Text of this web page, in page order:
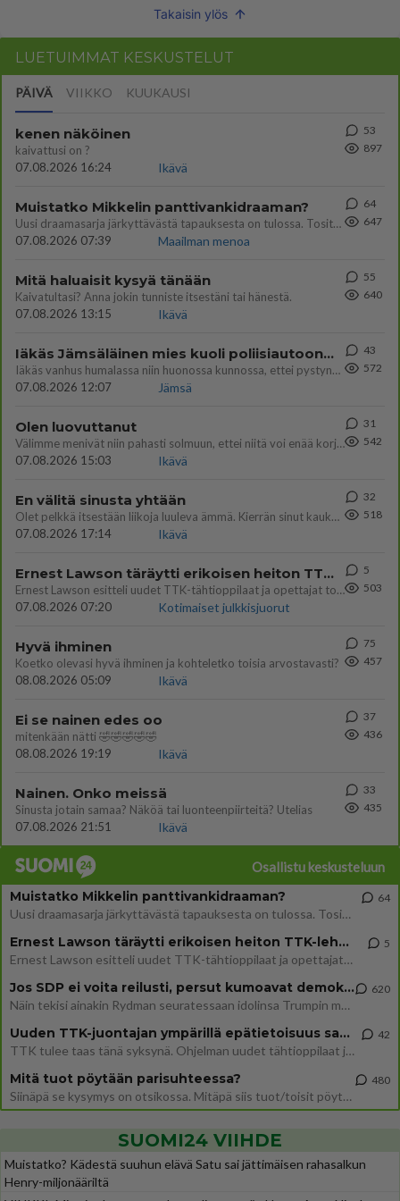
Takaisin ylös
LUETUIMMAT KESKUSTELUT
PÄIVÄ VIIKKO KUUKAUSI
kenen näköinen
kaivattusi on ?
07.08.2026 16:24
Ikävä
53
897
Muistatko Mikkelin panttivankidraaman?
Uusi draamasarja järkyttävästä tapauksesta on tulossa. Tositapahtumiin perustuva sarja ammentaa vuoden 1986 Mikkelin pan
07.08.2026 07:39
Maailman menoa
64
647
Mitä haluaisit kysyä tänään
Kaivatultasi? Anna jokin tunniste itsestäni tai hänestä.
07.08.2026 13:15
Ikävä
55
640
Iäkäs Jämsäläinen mies kuoli poliisiautoon matkalla Jyväskylän putkaan
Iäkäs vanhus humalassa niin huonossa kunnossa, ettei pystynyt huolehtimaan itsestään niin ainoa apu sillä hetkellä oli
07.08.2026 12:07
Jämsä
43
572
Olen luovuttanut
Välimme menivät niin pahasti solmuun, ettei niitä voi enää korjata. On aika jatkaa elämässä eteenpäin. Toivon sulle kaik
07.08.2026 15:03
Ikävä
31
542
En välitä sinusta yhtään
Olet pelkkä itsestään liikoja luuleva ämmä. Kierrän sinut kaukaa nyt ja aina. Olit mulle pelkkä lelu vaan.
07.08.2026 17:14
Ikävä
32
518
Ernest Lawson täräytti erikoisen heiton TTK-lehdistötilaisuudessa: " Onko tässä tarkoituksena...?"
Ernest Lawson esitteli uudet TTK-tähtioppilaat ja opettajat torstaina 6.8. lehdistölle. Tulevalla kaudella on yksi hausk
07.08.2026 07:20
Kotimaiset julkkisjuorut
5
503
Hyvä ihminen
Koetko olevasi hyvä ihminen ja kohteletko toisia arvostavasti?
08.08.2026 05:09
Ikävä
75
457
Ei se nainen edes oo
mitenkään nätti 🤣🤣🤣🤣🤣
08.08.2026 19:19
Ikävä
37
436
Nainen. Onko meissä
Sinusta jotain samaa? Näköä tai luonteenpiirteitä? Utelias
07.08.2026 21:51
Ikävä
33
435
Osallistu keskusteluun
Muistatko Mikkelin panttivankidraaman?
Uusi draamasarja järkyttävästä tapauksesta on tulossa. Tositapahtumiin perustuva sarja ammentaa vuoden 1986 Mikkelin pan
64
Ernest Lawson täräytti erikoisen heiton TTK-lehdistötilaisuudessa: " Onko tässä tarkoituksena...?"
Ernest Lawson esitteli uudet TTK-tähtioppilaat ja opettajat torstaina 6.8. lehdistölle. Tulevalla kaudella on yksi hausk
5
Jos SDP ei voita reilusti, persut kumoavat demokratian Suomesta
Näin tekisi ainakin Rydman seuratessaan idolinsa Trumpin mallia https://www.is.fi/politiikka/art-2000012187244.html
620
Uuden TTK-juontajan ympärillä epätietoisuus sakenee - Nyt MTV hämmentää soppaa
TTK tulee taas tänä syksynä. Ohjelman uudet tähtioppilaat julkistetaan torstaina 6. elokuuta klo 14 alkavassa lehdistö
42
Mitä tuot pöytään parisuhteessa?
Siinäpä se kysymys on otsikossa. Mitäpä siis tuot/toisit pöytään parisuhteessa? Oletko mies vai nainen? Koetko sen mitä
480
SUOMI24 VIIHDE
Muistatko? Kädestä suuhun elävä Satu sai jättimäisen rahasalkun
Henry-miljonääriltä